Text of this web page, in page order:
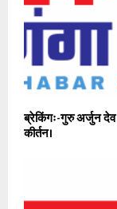
ब्रेकिंगः-गुरु अर्जुन देव
कीर्तन।